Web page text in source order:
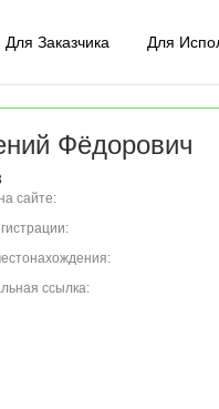
Для Заказчика Для
Фёдорович
сайте:
ссылка: